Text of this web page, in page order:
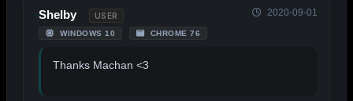
Shelby USER
WINDOWS 10 CHROME 76
2020-09-01
Thanks Machan <3